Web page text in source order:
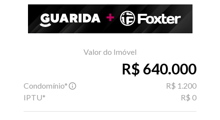
Valor do Imóvel
R$ 640.000
Condomínio*
R$ 1.200
IPTU*
R$ 0